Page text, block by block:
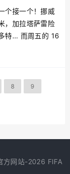
个接一个！挪威
，加拉塔萨雷险
特… 而周五的 16
接被判 “死
8 9
方网站-2026 FIFA